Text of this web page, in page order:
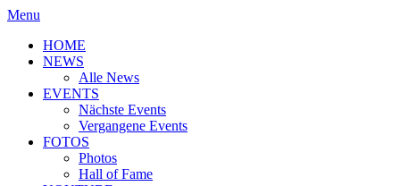
Menu
HOME
NEWS
Alle News
EVENTS
Nächste Events
Vergangene Events
FOTOS
Photos
Hall of Fame